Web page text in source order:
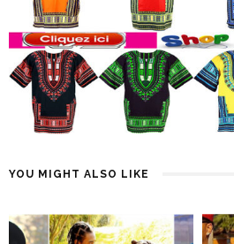
YOU MIGHT ALSO LIKE